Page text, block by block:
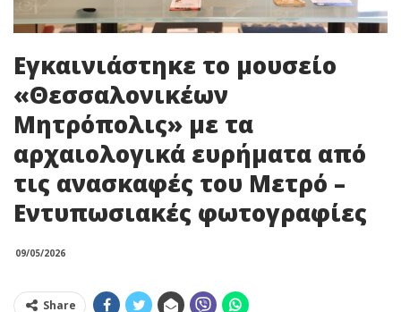
Εγκαινιάστηκε το μουσείο
«Θεσσαλονικέων
Μητρόπολις» με τα
αρχαιολογικά ευρήματα από
τις ανασκαφές του Μετρό –
Εντυπωσιακές φωτογραφίες
09/05/2026
Share